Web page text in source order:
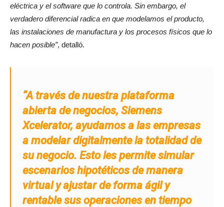
eléctrica y el software que lo controla. Sin embargo, el
verdadero diferencial radica en que modelamos el producto,
las instalaciones de manufactura y los procesos físicos que lo
hacen posible”, detalló.
“A través de nuestra plataforma
abierta de negocios, Siemens
Xcelerator, ayudamos a las empresas
a modelar digitalmente la totalidad de
su negocio. Esto les permite simular
escenarios hipotéticos de manera
virtual y ajustar de forma ágil y
rentable sus operaciones en tiempo